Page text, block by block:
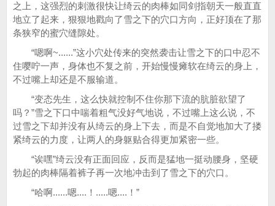
之上，这强烈的刺激很快让绮云的肉棒如同剑指朝天一般直直
地立了起来，狠狠地戳向了雪之下的穴口方向，正好顶在了那
条狭窄的蜜穴缝隙处。
“嗯啊~......”这小穴处传来的突然袭击让雪之下的口中忍不
住嘤咛一声，身体也不复之前，开始慢慢瘫软在绮云的身上，
不过嘴上却还是不服输道。
“变态先生，这么快就控制不住你那下流的肮脏欲望了
吗？”雪之下口中喘着粗气没好气地说，不过嘴上这么说，不
过雪之下却并没有从绮云的身上下去，而是不自觉地加大了搂
紧绮云的力度，让两人的身躯贴合得更加紧密一些。
“诶嘿”绮云没有正面回应，反而是猛地一挺动腰身，坚硬
勃起的肉棒隔着裤子再一次地冲击到了雪之下的穴口。
“哈啊......嗯....！.....嗯....！”